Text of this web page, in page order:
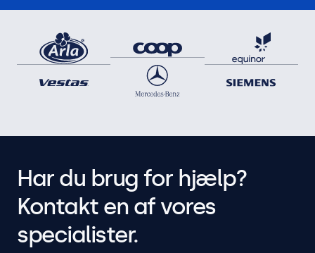
Polaritet
- udenfor / + inde
Kompatibilitet
Kompatibel med
10HB9M/U1, 12HB9M/U1, 15HB9M/U1, 17HB9M/U1,
19HB9M/U1, 22HB9M/U1, 24HB9M/U1, 27HB9M/U1
Har du brug for hjælp?
Kontakt en af vores
specialister.